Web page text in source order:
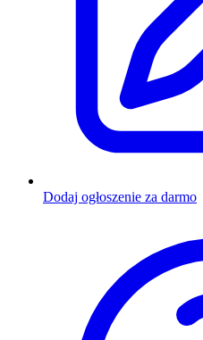
Dodaj ogłoszenie za darmo